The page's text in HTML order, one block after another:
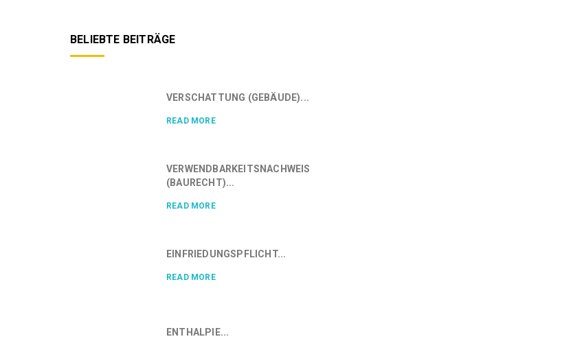
BELIEBTE BEITRÄGE
VERSCHATTUNG (GEBÄUDE)...
READ MORE
VERWENDBARKEITSNACHWEIS
(BAURECHT)...
READ MORE
EINFRIEDUNGSPFLICHT...
READ MORE
ENTHALPIE...